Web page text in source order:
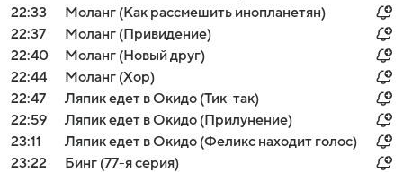
22:33
Моланг (Как рассмешить инопланетян)
22:37
Моланг (Привидение)
22:40
Моланг (Новый друг)
22:44
Моланг (Хор)
22:47
Ляпик едет в Окидо (Тик-так)
22:59
Ляпик едет в Окидо (Прилунение)
23:11
Ляпик едет в Окидо (Феликс находит голос)
23:22
Бинг (77-я серия)